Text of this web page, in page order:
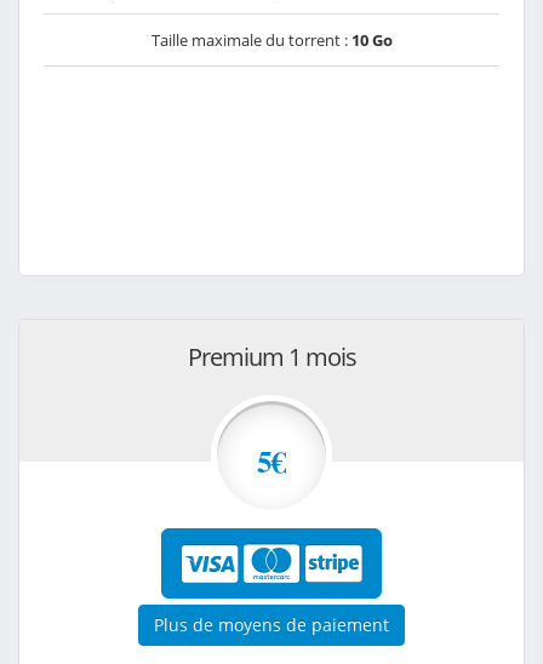
Taille maximale du torrent : 10 Go
Premium 1 mois
5€
Plus de moyens de paiement